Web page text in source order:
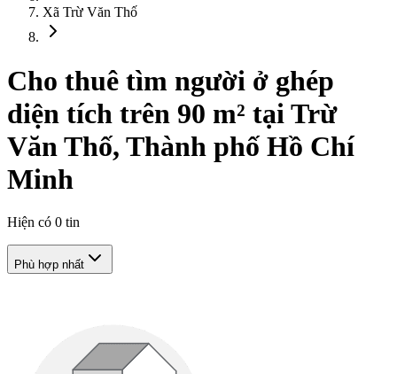
Xã Trừ Văn Thố
Cho thuê tìm người ở ghép
diện tích trên 90 m² tại Trừ
Văn Thố, Thành phố Hồ Chí
Minh
Hiện có 0 tin
Phù hợp nhất